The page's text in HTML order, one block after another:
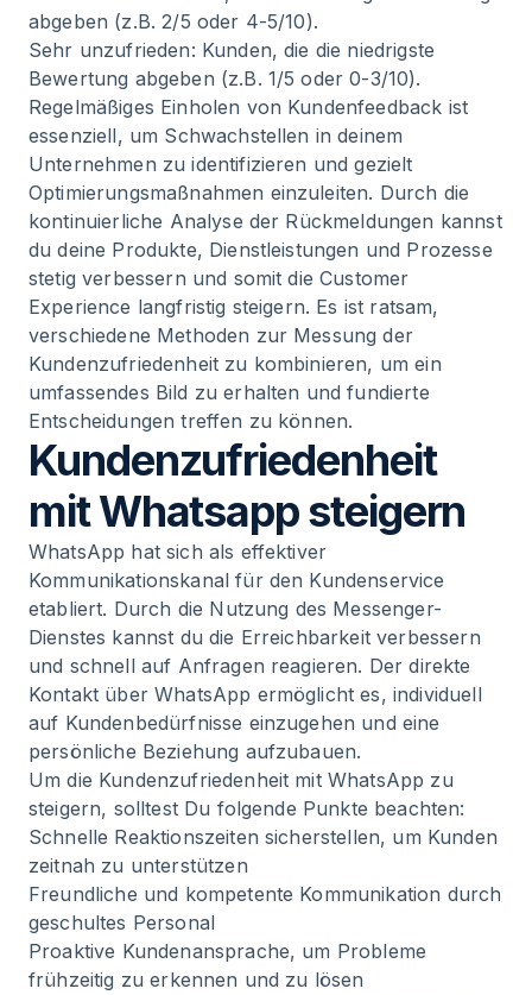
abgeben (z.B. 2/5 oder 4-5/10).
Sehr unzufrieden: Kunden, die die niedrigste
Bewertung abgeben (z.B. 1/5 oder 0-3/10).
Regelmäßiges Einholen von Kundenfeedback ist
essenziell, um Schwachstellen in deinem
Unternehmen zu identifizieren und gezielt
Optimierungsmaßnahmen einzuleiten. Durch die
kontinuierliche Analyse der Rückmeldungen kannst
du deine Produkte, Dienstleistungen und Prozesse
stetig verbessern und somit die Customer
Experience langfristig steigern. Es ist ratsam,
verschiedene Methoden zur Messung der
Kundenzufriedenheit zu kombinieren, um ein
umfassendes Bild zu erhalten und fundierte
Entscheidungen treffen zu können.
Kundenzufriedenheit
mit Whatsapp steigern
WhatsApp hat sich als effektiver
Kommunikationskanal für den Kundenservice
etabliert. Durch die Nutzung des Messenger-
Dienstes kannst du die Erreichbarkeit verbessern
und schnell auf Anfragen reagieren. Der direkte
Kontakt über WhatsApp ermöglicht es, individuell
auf Kundenbedürfnisse einzugehen und eine
persönliche Beziehung aufzubauen.
Um die Kundenzufriedenheit mit WhatsApp zu
steigern, solltest Du folgende Punkte beachten:
Schnelle Reaktionszeiten sicherstellen, um Kunden
zeitnah zu unterstützen
Freundliche und kompetente Kommunikation durch
geschultes Personal
Proaktive Kundenansprache, um Probleme
frühzeitig zu erkennen und zu lösen